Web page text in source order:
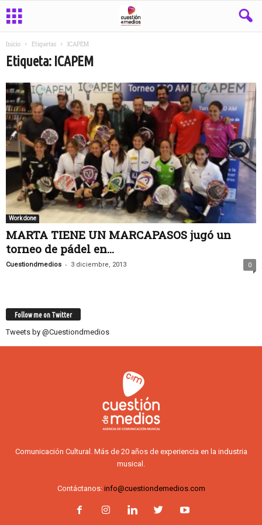
Inicio Etiquetas ICAPEM
Etiqueta: ICAPEM
Work done
MARTA TIENE UN MARCAPASOS jugó un
torneo de pádel en...
Cuestiondmedios - 3 diciembre, 2013 0
Follow me on Twitter
Tweets by @Cuestiondmedios
Comunicación Cultural. Más de 20 años de experiencia en la industria
musical.
Contáctanos: info@cuestiondemedios.com